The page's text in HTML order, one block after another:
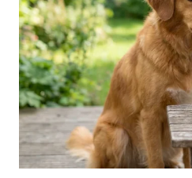
KROK
PO
KROKU